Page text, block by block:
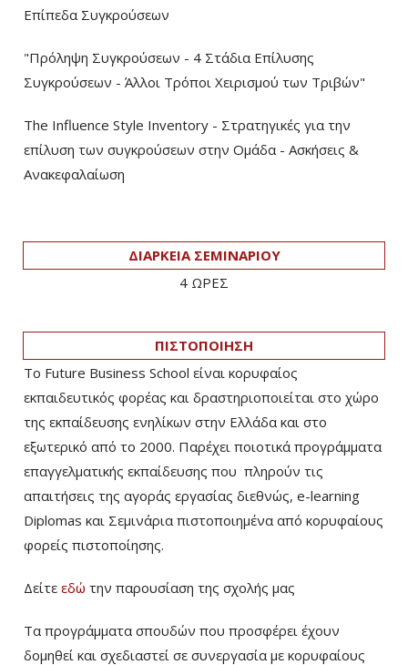
Επίπεδα Συγκρούσεων
"Πρόληψη Συγκρούσεων - 4 Στάδια Επίλυσης
Συγκρούσεων - Άλλοι Τρόποι Χειρισμού των Τριβών"
The Influence Style Inventory - Στρατηγικές για την
επίλυση των συγκρούσεων στην Ομάδα - Ασκήσεις &
Ανακεφαλαίωση
ΔΙΑΡΚΕΙΑ ΣΕΜΙΝΑΡΙΟΥ
4 ΩΡΕΣ
ΠΙΣΤΟΠΟΙΗΣΗ
Το Future Business School είναι κορυφαίος
εκπαιδευτικός φορέας και δραστηριοποιείται στο χώρο
της εκπαίδευσης ενηλίκων στην Ελλάδα και στο
εξωτερικό από το 2000. Παρέχει ποιοτικά προγράμματα
επαγγελματικής εκπαίδευσης που πληρούν τις
απαιτήσεις της αγοράς εργασίας διεθνώς, e-learning
Diplomas και Σεμινάρια πιστοποιημένα από κορυφαίους
φορείς πιστοποίησης.
Δείτε εδώ την παρουσίαση της σχολής μας
Τα προγράμματα σπουδών που προσφέρει έχουν
δομηθεί και σχεδιαστεί σε συνεργασία με κορυφαίους